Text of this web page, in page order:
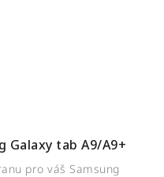
Galaxy tab A9/A9+
pro váš Samsung